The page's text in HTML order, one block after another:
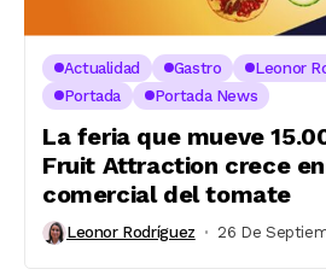
Actualidad Gastro
Leonor
Portada
Portada News
La feria que mueve
Fruit Attraction crece
comercial del tomate
Leonor Rodríguez 26 De